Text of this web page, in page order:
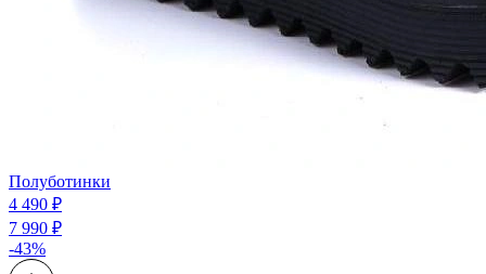
Полуботинки
4 490 ₽
7 990 ₽
-43%